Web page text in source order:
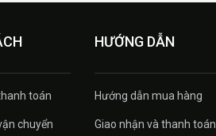
toán
chuyển
HƯỚNG DẪN
Hướng dẫn mua hàng
Giao nhận và thanh toán